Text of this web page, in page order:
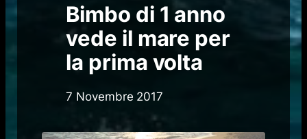
Bimbo di 1 anno
vede il mare per
la prima volta
7 Novembre 2017